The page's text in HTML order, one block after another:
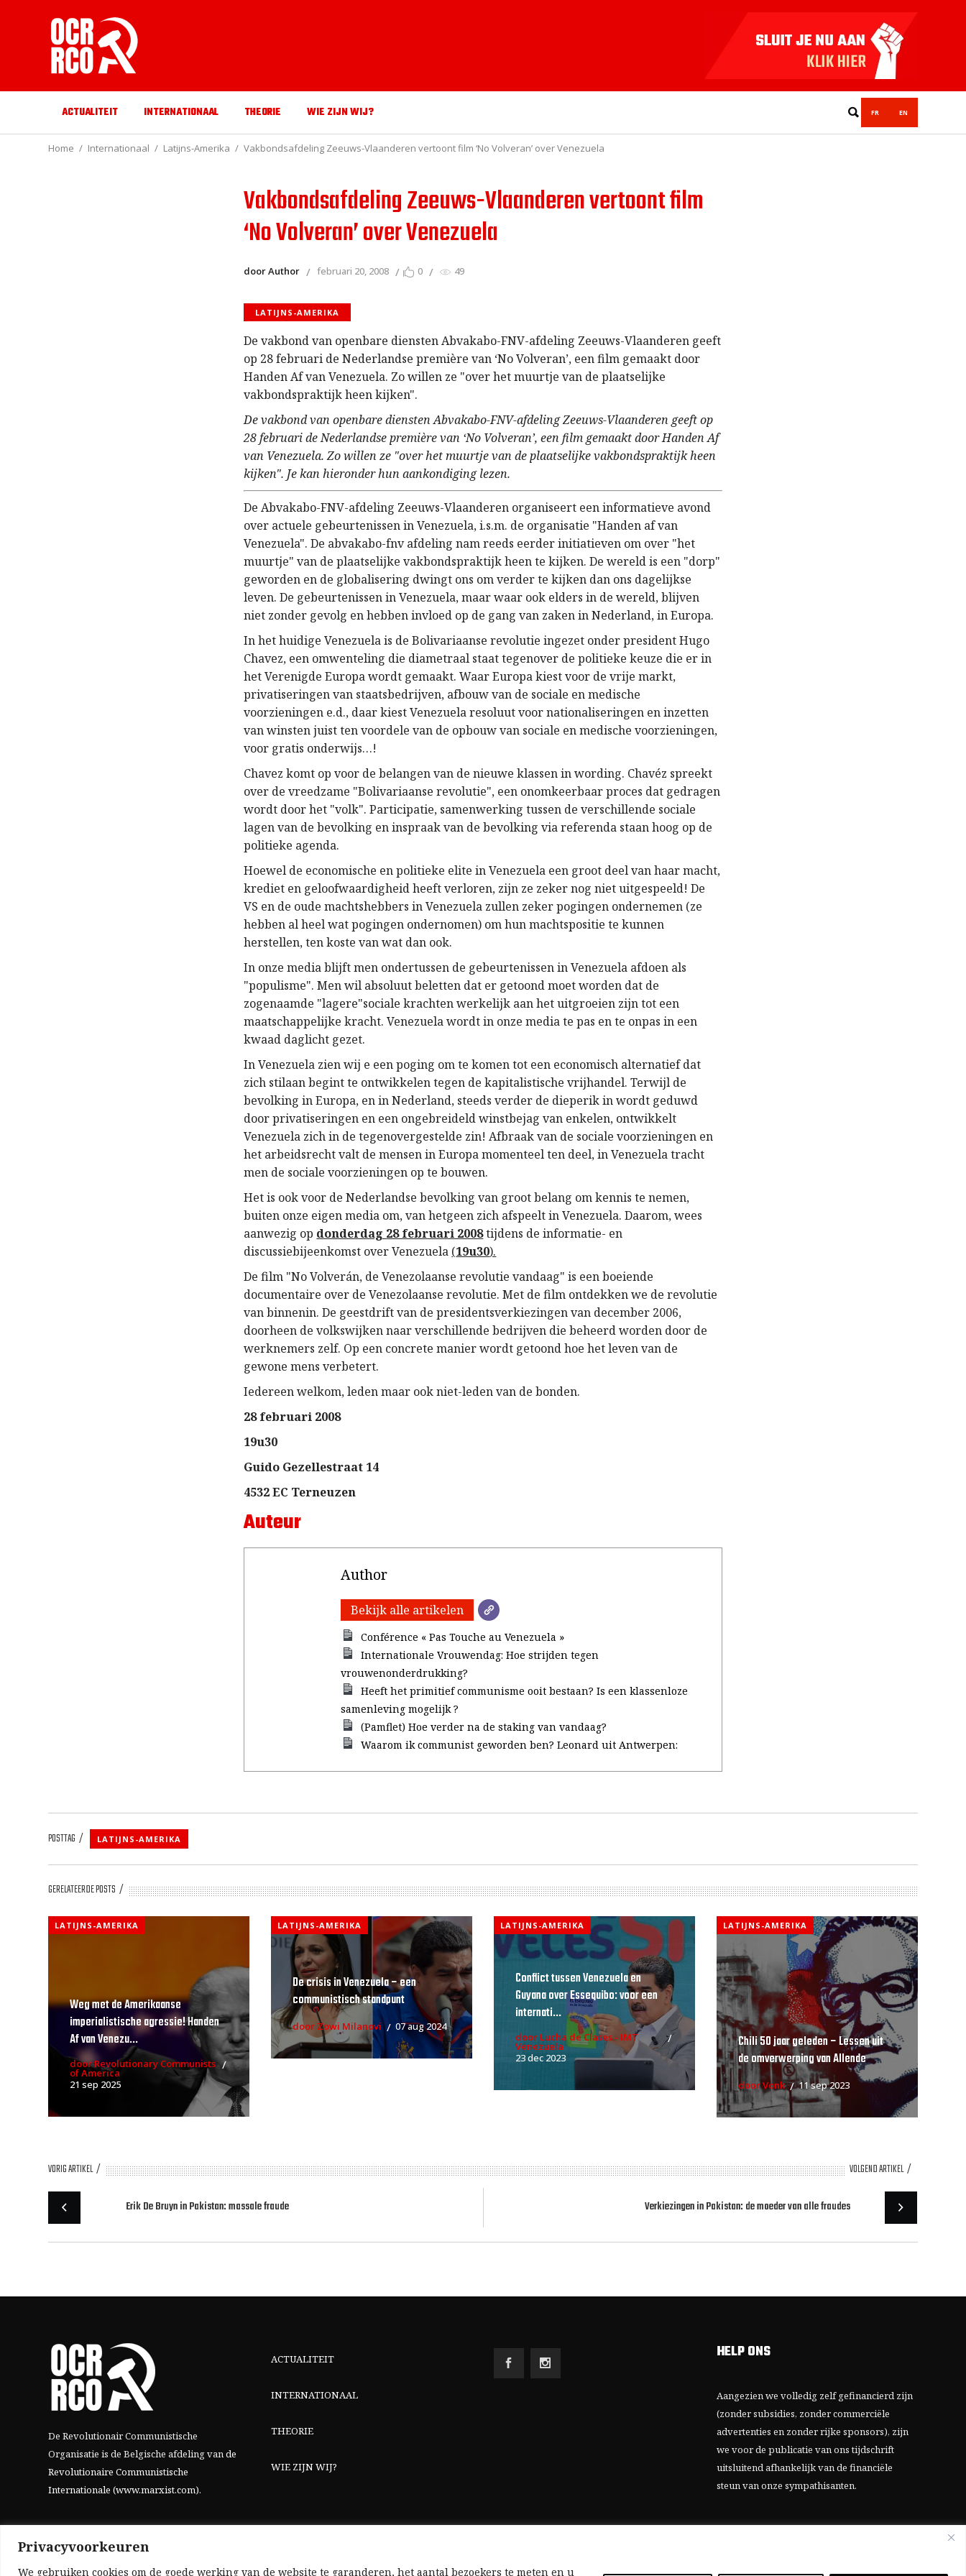
Privacyvoorkeuren
We gebruiken cookies om de goede werking van de website te garanderen, het aantal bezoekers te meten en u
ACTUALITEIT INTERNATIONAAL THEORIE WIE ZIJN WIJ? FR EN
Home Internationaal Latijns-Amerika Vakbondsafdeling Zeeuws-Vlaanderen vertoont film ‘No Volveran’ over Venezuela
Vakbondsafdeling Zeeuws-Vlaanderen vertoont film
‘No Volveran’ over Venezuela
door Author februari 20, 2008 0 49
LATIJNS-AMERIKA
De vakbond van openbare diensten Abvakabo-FNV-afdeling Zeeuws-Vlaanderen geeft
op 28 februari de Nederlandse première van ‘No Volveran’, een film gemaakt door
Handen Af van Venezuela. Zo willen ze "over het muurtje van de plaatselijke
vakbondspraktijk heen kijken".
De vakbond van openbare diensten Abvakabo-FNV-afdeling Zeeuws-Vlaanderen geeft op
28 februari de Nederlandse première van ‘No Volveran’, een film gemaakt door Handen Af
van Venezuela. Zo willen ze "over het muurtje van de plaatselijke vakbondspraktijk heen
kijken". Je kan hieronder hun aankondiging lezen.
De Abvakabo-FNV-afdeling Zeeuws-Vlaanderen organiseert een informatieve avond
over actuele gebeurtenissen in Venezuela, i.s.m. de organisatie "Handen af van
Venezuela". De abvakabo-fnv afdeling nam reeds eerder initiatieven om over "het
muurtje" van de plaatselijke vakbondspraktijk heen te kijken. De wereld is een "dorp"
geworden en de globalisering dwingt ons om verder te kijken dan ons dagelijkse
leven. De gebeurtenissen in Venezuela, maar waar ook elders in de wereld, blijven
niet zonder gevolg en hebben invloed op de gang van zaken in Nederland, in Europa.
In het huidige Venezuela is de Bolivariaanse revolutie ingezet onder president Hugo
Chavez, een omwenteling die diametraal staat tegenover de politieke keuze die er in
het Verenigde Europa wordt gemaakt. Waar Europa kiest voor de vrije markt,
privatiseringen van staatsbedrijven, afbouw van de sociale en medische
voorzieningen e.d., daar kiest Venezuela resoluut voor nationaliseringen en inzetten
van winsten juist ten voordele van de opbouw van sociale en medische voorzieningen,
voor gratis onderwijs…!
Chavez komt op voor de belangen van de nieuwe klassen in wording. Chavéz spreekt
over de vreedzame "Bolivariaanse revolutie", een onomkeerbaar proces dat gedragen
wordt door het "volk". Participatie, samenwerking tussen de verschillende sociale
lagen van de bevolking en inspraak van de bevolking via referenda staan hoog op de
politieke agenda.
Hoewel de economische en politieke elite in Venezuela een groot deel van haar macht,
krediet en geloofwaardigheid heeft verloren, zijn ze zeker nog niet uitgespeeld! De
VS en de oude machtshebbers in Venezuela zullen zeker pogingen ondernemen (ze
hebben al heel wat pogingen ondernomen) om hun machtspositie te kunnen
herstellen, ten koste van wat dan ook.
In onze media blijft men ondertussen de gebeurtenissen in Venezuela afdoen als
"populisme". Men wil absoluut beletten dat er getoond moet worden dat de
zogenaamde "lagere"sociale krachten werkelijk aan het uitgroeien zijn tot een
maatschappelijke kracht. Venezuela wordt in onze media te pas en te onpas in een
kwaad daglicht gezet.
In Venezuela zien wij e een poging om te komen tot een economisch alternatief dat
zich stilaan begint te ontwikkelen tegen de kapitalistische vrijhandel. Terwijl de
bevolking in Europa, en in Nederland, steeds verder de dieperik in wordt geduwd
door privatiseringen en een ongebreideld winstbejag van enkelen, ontwikkelt
Venezuela zich in de tegenovergestelde zin! Afbraak van de sociale voorzieningen en
het arbeidsrecht valt de mensen in Europa momenteel ten deel, in Venezuela tracht
men de sociale voorzieningen op te bouwen.
Het is ook voor de Nederlandse bevolking van groot belang om kennis te nemen,
buiten onze eigen media om, van hetgeen zich afspeelt in Venezuela. Daarom, wees
aanwezig op donderdag 28 februari 2008tijdens de informatie- en
discussiebijeenkomst over Venezuela (19u30).
De film "No Volverán, de Venezolaanse revolutie vandaag" is een boeiende
documentaire over de Venezolaanse revolutie. Met de film ontdekken we de revolutie
van binnenin. De geestdrift van de presidentsverkiezingen van december 2006,
doorheen de volkswijken naar verschillende bedrijven die beheerd worden door de
werknemers zelf. Op een concrete manier wordt getoond hoe het leven van de
gewone mens verbetert.
Iedereen welkom, leden maar ook niet-leden van de bonden.
28 februari 2008
19u30
Guido Gezellestraat 14
4532 EC Terneuzen
Auteur
Author
Bekijk alle artikelen
Conférence « Pas Touche au Venezuela »
Internationale Vrouwendag: Hoe strijden tegen
vrouwenonderdrukking?
Heeft het primitief communisme ooit bestaan? Is een klassenloze
samenleving mogelijk ?
(Pamflet) Hoe verder na de staking van vandaag?
Waarom ik communist geworden ben? Leonard uit Antwerpen:
POSTTAG LATIJNS-AMERIKA
GERELATEERDE POSTS
LATIJNS-AMERIKA
Weg met de Amerikaanse
imperialistische agressie! Handen
Af van Venezu...
door Revolutionary Communists
of America
21 sep 2025
LATIJNS-AMERIKA
De crisis in Venezuela – een
communistisch standpunt
door Zowi Milanovi 07 aug 2024
LATIJNS-AMERIKA
Conflict tussen Venezuela en
Guyana over Essequibo: voor een
internati...
door Lucha de Clases - IMT
Venezuela
23 dec 2023
LATIJNS-AMERIKA
Chili 50 jaar geleden – Lessen uit
de omverwerping van Allende
door Vonk 11 sep 2023
VORIG ARTIKEL VOLGEND ARTIKEL
Erik De Bruyn in Pakistan: massale fraude Verkiezingen in Pakistan: de moeder van alle fraudes
De Revolutionair Communistische
Organisatie is de Belgische afdeling vande
Revolutionaire Communistische
Internationale (www.marxist.com).
ACTUALITEIT
INTERNATIONAAL
THEORIE
WIE ZIJN WIJ?
HELP ONS
Aangezien we volledig zelf gefinancierd zijn
(zonder subsidies, zonder commerciële
advertenties en zonder rijke sponsors), zijn
we voor de publicatie van ons tijdschrift
uitsluitend afhankelijk van de financiële
steun van onze sympathisanten.
Bij voorbaat dank voor uw solidariteit.